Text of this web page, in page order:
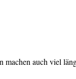
auch viel